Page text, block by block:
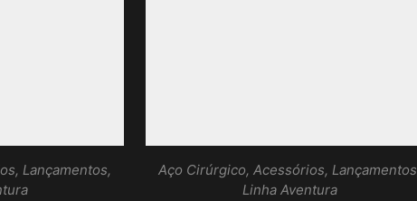
, Lançamentos,
Aço Cirúrgico, Acessórios, Lançamentos
Linha Aventura